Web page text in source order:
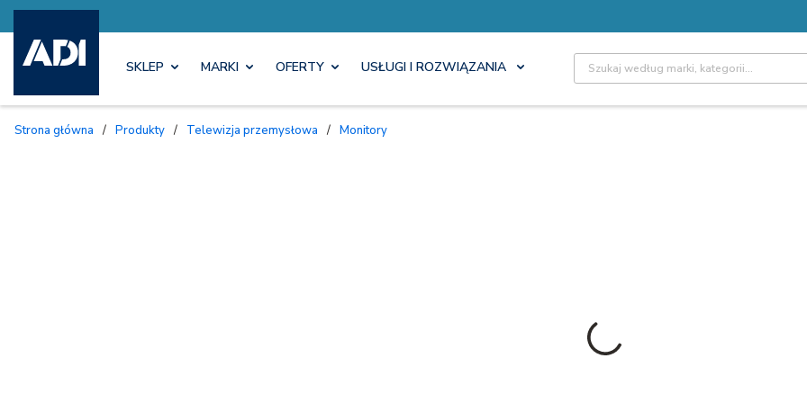
SKLEP MARKI OFERTY USŁUGI I ROZWIĄZANIA Site Search
Strona główna / Produkty / Telewizja przemysłowa / Monitory